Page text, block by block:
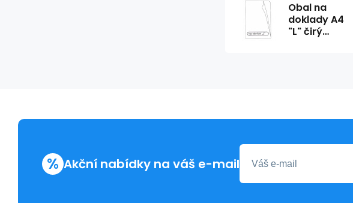
Obal na
doklady A4
"L" čirý
% Akční nabídky na váš e-mail